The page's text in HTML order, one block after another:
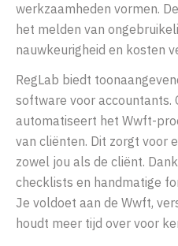
werkzaamheden vormen.
het melden van
nauwkeurigheid en kosten
RegLab biedt
software voor accountants.
automatiseert het Wwft-
van cliënten. Dit zorgt voor
zowel jou als de cliënt.
checklists en handmatige
Je voldoet aan de Wwft,
houdt meer tijd over voor